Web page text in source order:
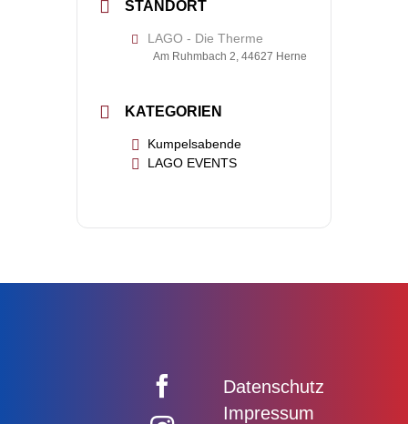
STANDORT
LAGO - Die Therme
Am Ruhmbach 2, 44627 Herne
KATEGORIEN
Kumpelsabende
LAGO EVENTS
Datenschutz
Impressum